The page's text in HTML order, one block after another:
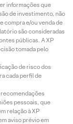
informações que
de investimento, não
compra e/ou venda de
são consideradas
públicas. A XP
tomada pelo
de risco dos
cada perfil de
recomendações
pessoais, que
relação à XP
aviso prévio em